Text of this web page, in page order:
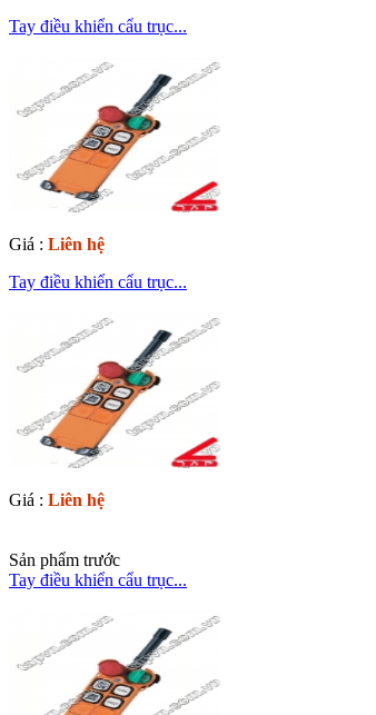
Tay điều khiển cẩu trục...
Giá : Liên hệ
Tay điều khiển cẩu trục...
Giá : Liên hệ
Sản phẩm trước
Tay điều khiển cẩu trục...